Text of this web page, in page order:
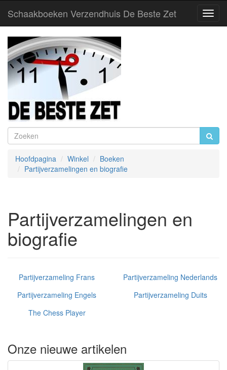
Schaakboeken Verzendhuis De Beste Zet
Hoofdpagina Winkel
Boeken
Partijverzamelingen en biografie
Partijverzamelingen en
biografie
Partijverzameling Frans
Partijverzameling Nederlands
Partijverzameling Engels
Partijverzameling Duits
The Chess Player
Onze nieuwe artikelen